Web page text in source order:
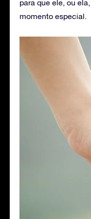
para que ele, ou
momento especial.